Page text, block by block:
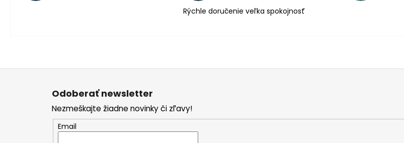
Rýchle doručenie veľka spokojnosť
Z
Odoberať newsletter
Nezmeškajte žiadne novinky či zľavy!
Email